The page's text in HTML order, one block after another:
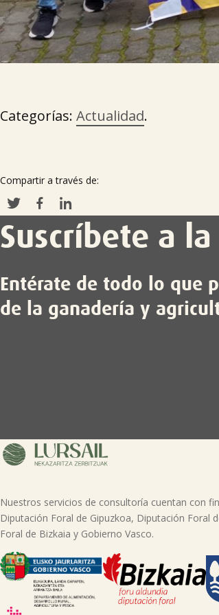
Categorías: Actualidad.
Compartir a través de:
Suscríbete a
Entérate de todo lo que
de la ganadería y
Nuestros servicios de consultoría cuentan con
Diputación Foral de Gipuzkoa, Diputación Foral
Foral de Bizkaia y Gobierno Vasco.